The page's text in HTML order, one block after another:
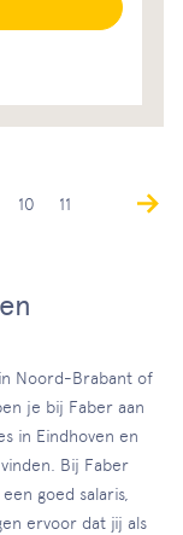
10 11
Noord-Brabant of
je bij Faber aan
in Eindhoven en
Bij Faber
goed salaris,
ervoor dat jij als